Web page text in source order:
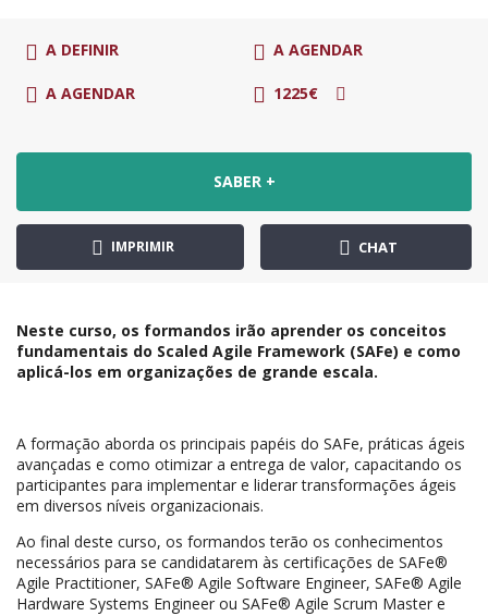
A DEFINIR A AGENDAR
A AGENDAR 1225€
SABER +
IMPRIMIR CHAT
Neste curso, os formandos irão aprender os conceitos
fundamentais do Scaled Agile Framework (SAFe) e como
aplicá-los em organizações de grande escala.
A formação aborda os principais papéis do SAFe, práticas ágeis
avançadas e como otimizar a entrega de valor, capacitando os
participantes para implementar e liderar transformações ágeis
em diversos níveis organizacionais.
Ao final deste curso, os formandos terão os conhecimentos
necessários para se candidatarem às certificações de SAFe®
Agile Practitioner, SAFe® Agile Software Engineer, SAFe® Agile
Hardware Systems Engineer ou SAFe® Agile Scrum Master e